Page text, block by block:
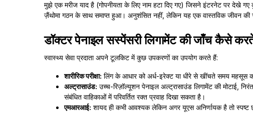
मुझे एक मरीज याद है (गोपनीयता के लिए नाम हटा दिए गए) जिसने इंटरनेट पर देखे
ज़ैंथोमा गठन के साथ समाप्त हुआ। अनुशंसित नहीं, लेकिन यह एक वास्तविक जीवन की
डॉक्टर पेनाइल सस्पेंसरी लिगामेंट की जाँच कैसे
स्वास्थ्य सेवा प्रदाता अपने टूलकिट में कुछ उपकरणों का उपयोग करते हैं:
शारीरिक परीक्षा: लिंग के आधार को अर्ध-इरेक्ट या धीरे से खींचते समय महसूस
अल्ट्रासाउंड: उच्च-रिज़ॉल्यूशन पेनाइल अल्ट्रासाउंड लिगामेंट की मोटाई,
संबंधित वाहिकाओं में परिवर्तित रक्त प्रवाह दिखा सकता है।
एमआरआई: शायद ही कभी आवश्यक लेकिन अगर यूएस अनिर्णायक है तो